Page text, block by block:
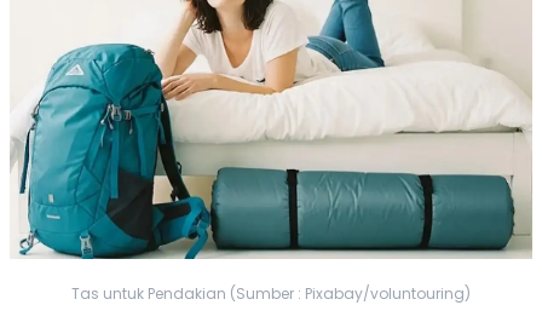
Tas untuk Pendakian (Sumber : Pixabay/voluntouring)